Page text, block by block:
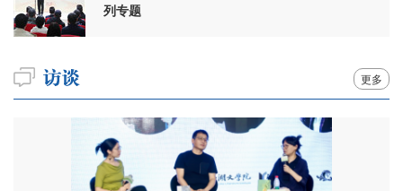
列专题
更多